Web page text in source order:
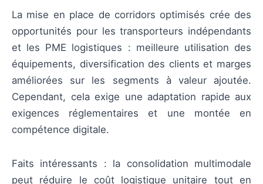
La mise en place de corridors optimisés crée des
opportunités pour les transporteurs indépendants
et les PME logistiques : meilleure utilisation des
équipements, diversification des clients et marges
améliorées sur les segments à valeur ajoutée.
Cependant, cela exige une adaptation rapide aux
exigences réglementaires et une montée en
compétence digitale.
Faits intéressants : la consolidation multimodale
peut réduire le coût logistique unitaire tout en